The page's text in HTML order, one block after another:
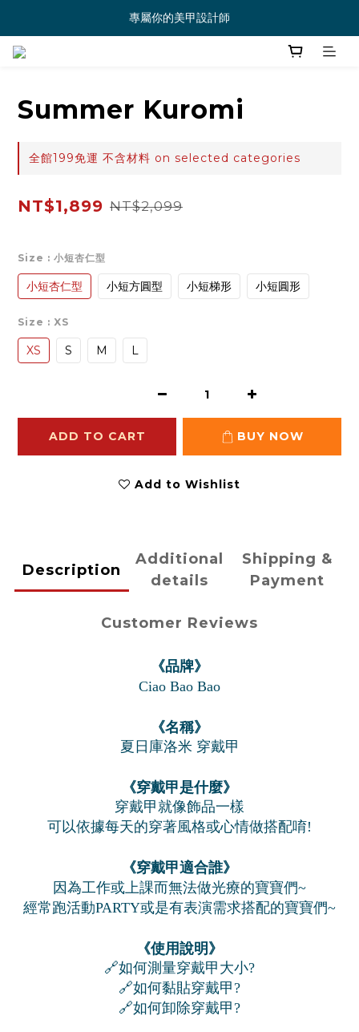
專屬你的美甲設計師
Summer Kuromi
全館199免運 不含材料 on selected categories
NT$1,899 NT$2,099
Size : 小短杏仁型
小短杏仁型 小短方圓型 小短梯形 小短圓形
Size : XS
XS S M L
ADD TO CART BUY NOW
Add to Wishlist
Description
Additional
details
Shipping &
Payment
Customer Reviews
《品牌》
Ciao Bao Bao
《名稱》
夏日庫洛米 穿戴甲
《穿戴甲是什麼》
穿戴甲就像飾品一樣
可以依據每天的穿著風格或心情做搭配唷!
《穿戴甲適合誰》
因為工作或上課而無法做光療的寶寶們~
經常跑活動PARTY或是有表演需求搭配的寶寶們~
《使用說明》
🔗如何測量穿戴甲大小?
🔗如何黏貼穿戴甲?
🔗如何卸除穿戴甲?